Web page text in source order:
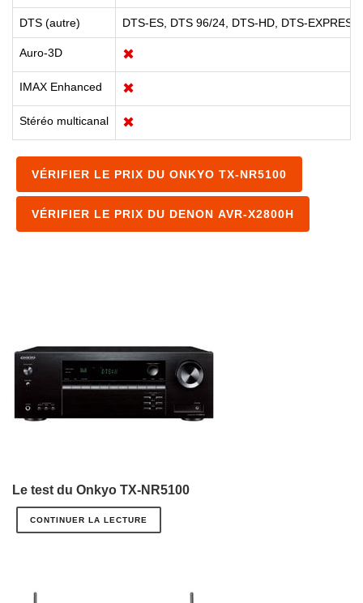
DTS (autre) DTS-ES, DTS 96/24, DTS-HD, DTS-EXPRESS
Auro-3D ✖
IMAX Enhanced ✖
Stéréo multicanal ✖
VÉRIFIER LE PRIX DU ONKYO TX-NR5100
VÉRIFIER LE PRIX DU DENON AVR-X2800H
Le test du Onkyo TX-NR5100
CONTINUER LA LECTURE